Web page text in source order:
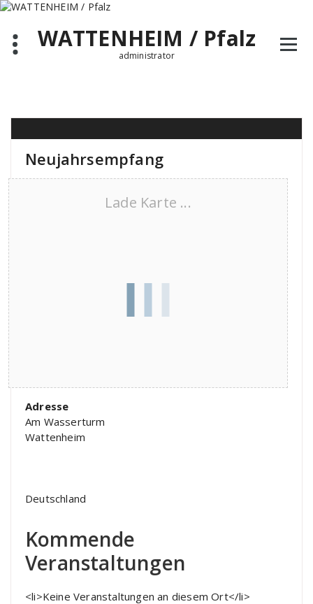
Zum
springenWATTENHEIM / Pfalz
administrator
Neujahrsempfang
Lade Karte ...
Adresse
Am Wasserturm
Wattenheim
Deutschland
Kommende
Veranstaltungen
<li>Keine Veranstaltungen an diesem Ort</li>